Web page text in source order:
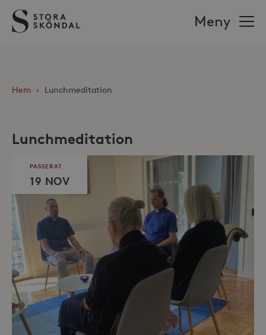
Stora
Sköndal
Meny
Hem › Lunchmeditation
Lunchmeditation
PASSERAT
19 NOV